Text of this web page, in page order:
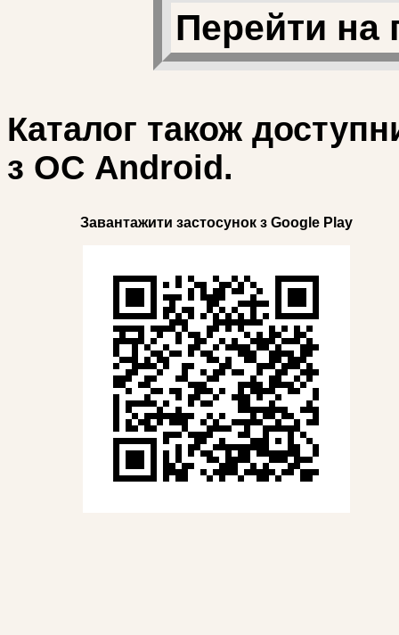
Перейти на
Каталог також
з ОС Android.
Завантажити застосунок з Google Play